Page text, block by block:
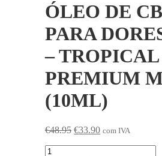
ÓLEO DE
PARA
– TROPICAL
PREMIUM
(10ML)
€48.95 O
€33.90Ocom IVA
Quantidade